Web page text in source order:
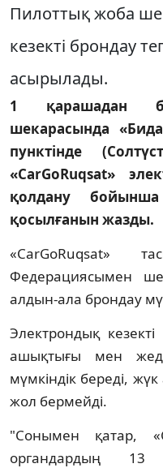
Пилоттық жоба
кезекті брондау
асырылады.
1 қарашадан
шекарасында
пунктінде
«CarGoRuqsat»
қолдану
қосылғанын жазды.
«CarGoRuqsat»
Федерациясымен
алдын-ала брондау
Электрондық
ашықтығы мен
мүмкіндік береді,
жол бермейді.
"Сонымен қатар,
органдардың 13